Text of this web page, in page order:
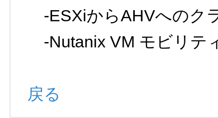
-ESXiからAHVへのク
-Nutanix VM モビリテ
戻る